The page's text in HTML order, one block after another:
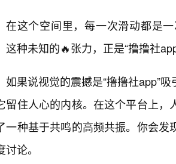
在这个空间里，每一次滑动都是
这种未知的🔥张力，正是“撸撸社
如果说视觉的震撼是“撸撸社app”
留住人心的内核。在这个平台上
一种基于共鸣的高频共振。你会
讨论。